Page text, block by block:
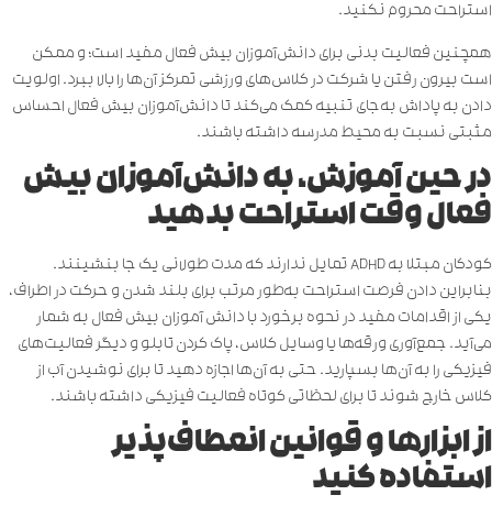
استراحت محروم نکنید.
همچنین فعالیت بدنی برای دانش‌آموزان بیش فعال مفید است؛ و ممکن
است بیرون رفتن یا شرکت در کلاس‌های ‌ورزشی تمرکز آن‌ها را بالا ببرد. اولویت
دادن به پاداش به‌جای تنبیه کمک می‌کند تا دانش‌آموزان بیش فعال احساس
مثبتی نسبت به محیط مدرسه داشته باشند.
در حین آموزش، به دانش‌آموزان بیش
فعال وقت استراحت بدهید
کودکان مبتلا به ADHD تمایل ندارند که مدت طولانی یک جا بنشینند.
بنابراین دادن فرصت استراحت به‌طور مرتب برای بلند شدن و حرکت در اطراف،
یکی از اقدامات مفید در نحوه برخورد با دانش آموزان بیش فعال به شمار
می‌آید. جمع‌آوری ورقه‌ها یا وسایل کلاس، پاک کردن تابلو و دیگر فعالیت‌های
‌فیزیکی را به آن‌ها بسپارید. حتی به آن‌ها اجازه دهید تا برای نوشیدن آب از
کلاس خارج شوند تا برای لحظاتی کوتاه فعالیت فیزیکی داشته باشند.
از ابزارها و قوانین انعطاف‌پذیر
استفاده کنید